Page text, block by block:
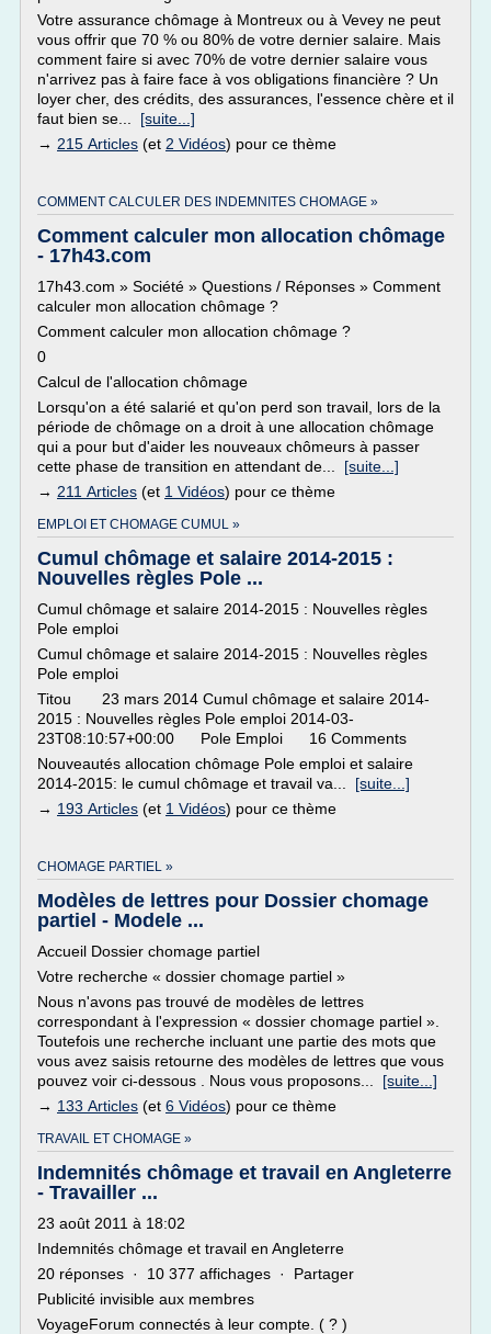
Votre assurance chômage à Montreux ou à Vevey ne peut
vous offrir que 70 % ou 80% de votre dernier salaire. Mais
comment faire si avec 70% de votre dernier salaire vous
n'arrivez pas à faire face à vos obligations financière ? Un
loyer cher, des crédits, des assurances, l'essence chère et il
faut bien se... [suite...]
→ 215 Articles (et 2 Vidéos) pour ce thème
COMMENT CALCULER DES INDEMNITES CHOMAGE »
Comment calculer mon allocation chômage
- 17h43.com
17h43.com » Société » Questions / Réponses » Comment
calculer mon allocation chômage ?
Comment calculer mon allocation chômage ?
0
Calcul de l'allocation chômage
Lorsqu'on a été salarié et qu'on perd son travail, lors de la
période de chômage on a droit à une allocation chômage
qui a pour but d'aider les nouveaux chômeurs à passer
cette phase de transition en attendant de... [suite...]
→ 211 Articles (et 1 Vidéos) pour ce thème
EMPLOI ET CHOMAGE CUMUL »
Cumul chômage et salaire 2014-2015 :
Nouvelles règles Pole ...
Cumul chômage et salaire 2014-2015 : Nouvelles règles
Pole emploi
Cumul chômage et salaire 2014-2015 : Nouvelles règles
Pole emploi
Titou 23 mars 2014 Cumul chômage et salaire 2014-
2015 : Nouvelles règles Pole emploi 2014-03-
23T08:10:57+00:00 Pole Emploi 16 Comments
Nouveautés allocation chômage Pole emploi et salaire
2014-2015: le cumul chômage et travail va... [suite...]
→ 193 Articles (et 1 Vidéos) pour ce thème
CHOMAGE PARTIEL »
Modèles de lettres pour Dossier chomage
partiel - Modele ...
Accueil Dossier chomage partiel
Votre recherche « dossier chomage partiel »
Nous n'avons pas trouvé de modèles de lettres
correspondant à l'expression « dossier chomage partiel ».
Toutefois une recherche incluant une partie des mots que
vous avez saisis retourne des modèles de lettres que vous
pouvez voir ci-dessous . Nous vous proposons... [suite...]
→ 133 Articles (et 6 Vidéos) pour ce thème
TRAVAIL ET CHOMAGE »
Indemnités chômage et travail en Angleterre
- Travailler ...
23 août 2011 à 18:02
Indemnités chômage et travail en Angleterre
20 réponses · 10 377 affichages · Partager
Publicité invisible aux membres
VoyageForum connectés à leur compte. ( ? )